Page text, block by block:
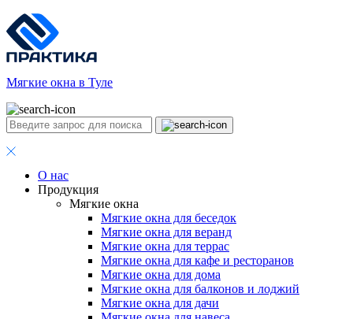
Мягкие окна в Туле
О нас
Продукция
Мягкие окна
Мягкие окна для беседок
Мягкие окна для веранд
Мягкие окна для террас
Мягкие окна для кафе и ресторанов
Мягкие окна для дома
Мягкие окна для балконов и лоджий
Мягкие окна для дачи